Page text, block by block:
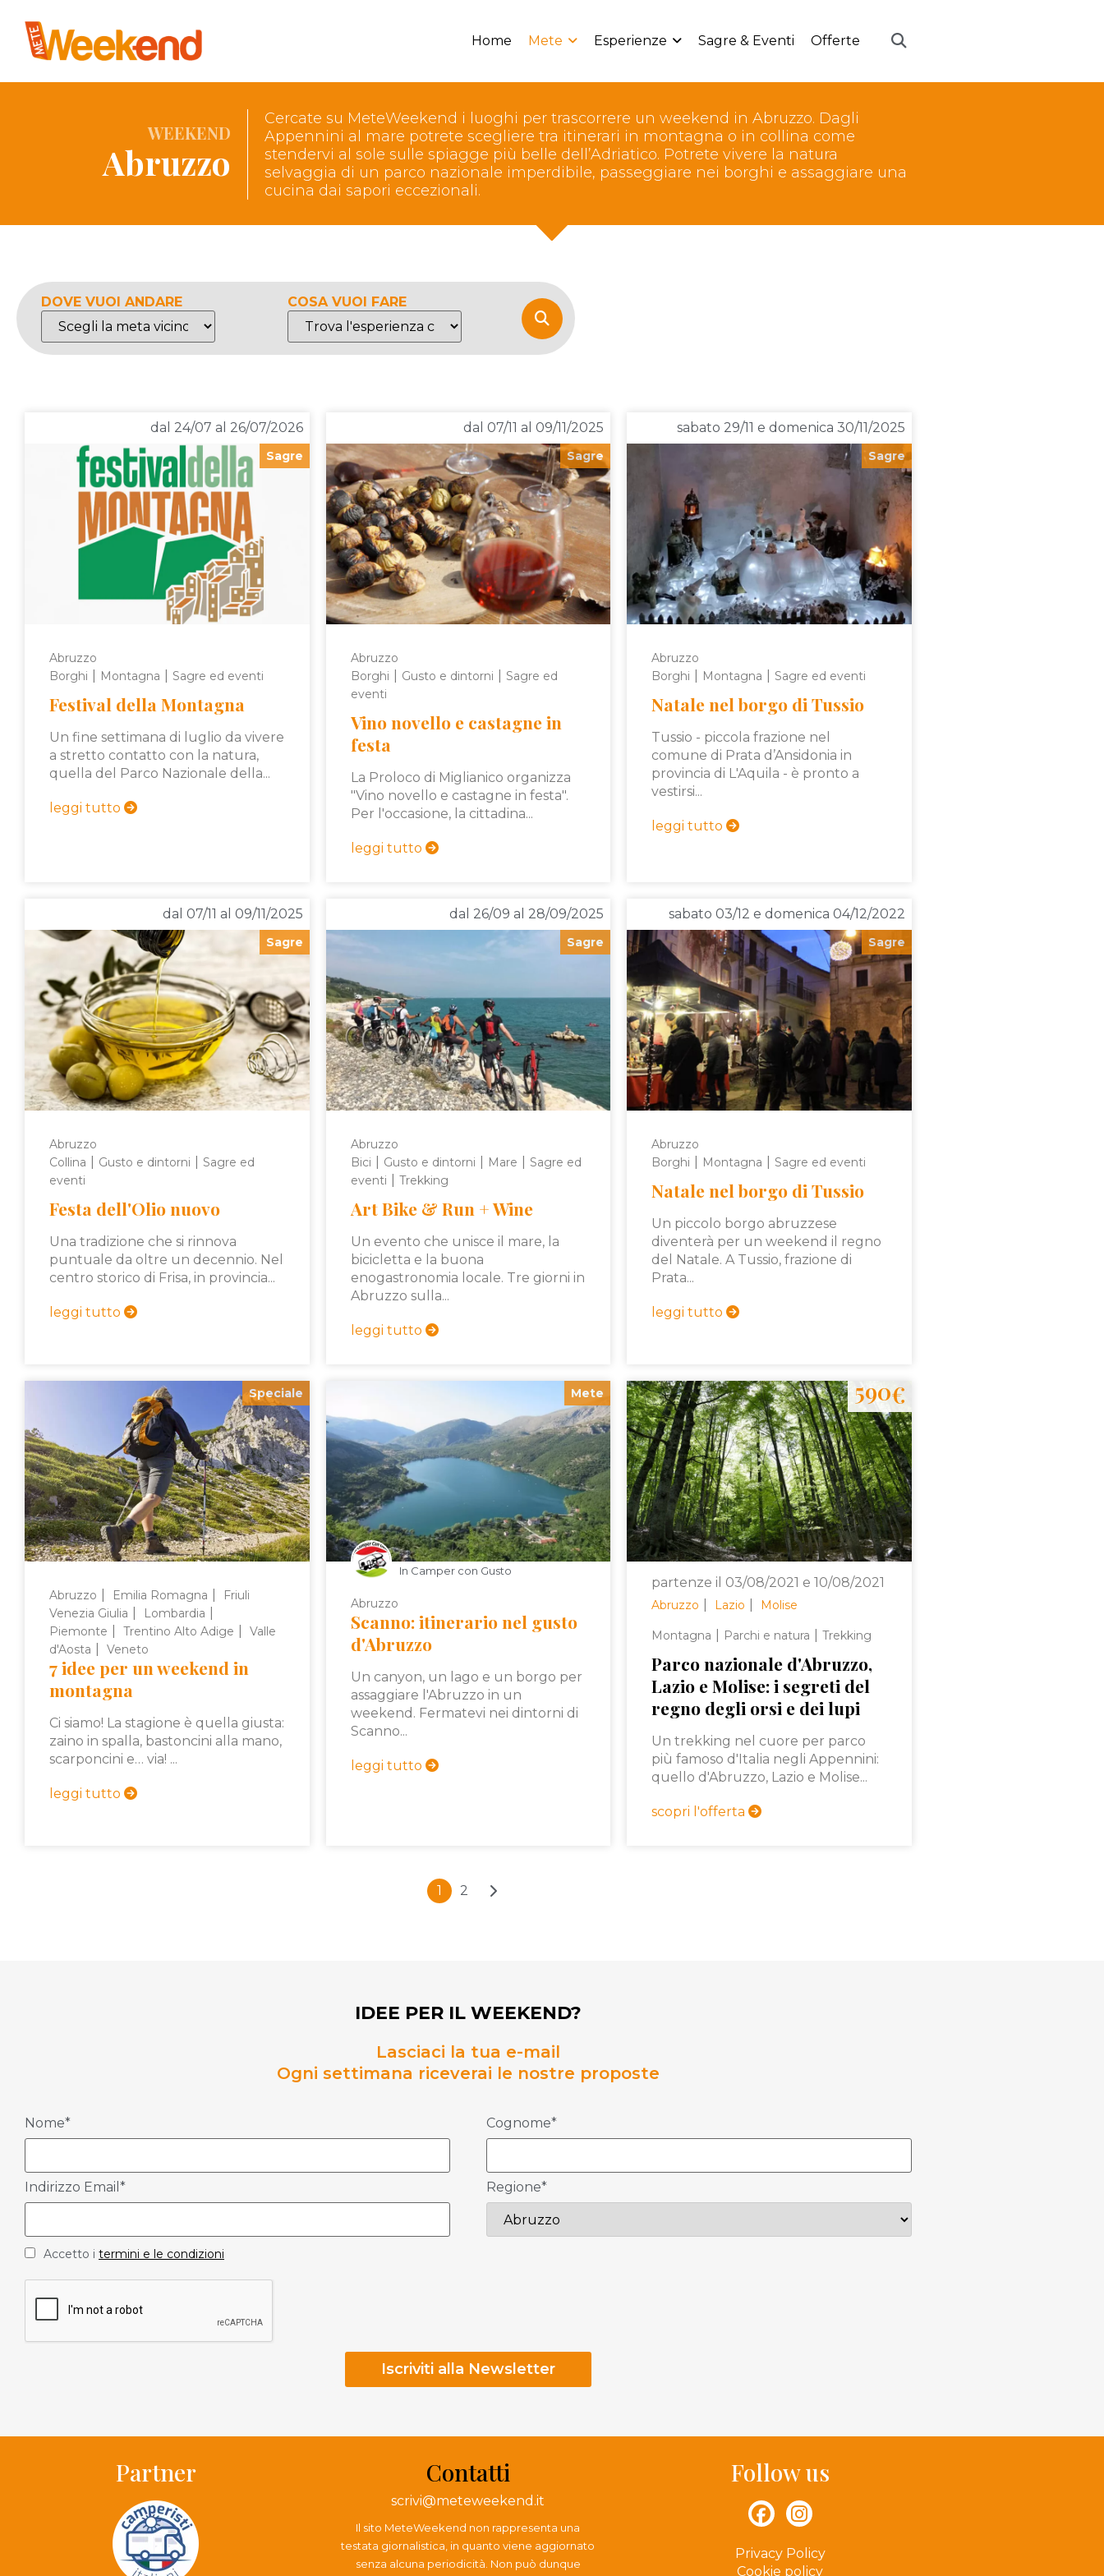
Home Mete Esperienze Sagre & Eventi Offerte
WEEKEND
Abruzzo
Cercate su MeteWeekend i luoghi per trascorrere un weekend in Abruzzo. Dagli
Appennini al mare potrete scegliere tra itinerari in montagna o in collina come
stendervi al sole sulle spiagge più belle dell’Adriatico. Potrete vivere la natura
selvaggia di un parco nazionale imperdibile, passeggiare nei borghi e assaggiare una
cucina dai sapori eccezionali.
DOVE VUOI ANDARE
COSA VUOI FARE

dal 24/07 al 26/07/2026
Sagre
Abruzzo
Borghi
Montagna Sagre ed eventi
Festival della Montagna
Un fine settimana di luglio da vivere
a stretto contatto con la natura,
quella del Parco Nazionale della...
leggi tutto
dal 07/11 al 09/11/2025
Sagre
Abruzzo
Borghi
Gusto e dintorni
Sagre ed
eventi
Vino novello e castagne in
festa
La Proloco di Miglianico organizza
"Vino novello e castagne in festa".
Per l'occasione, la cittadina...
leggi tutto
sabato 29/11 e domenica 30/11/2025
Sagre
Abruzzo
Borghi
Montagna Sagre ed eventi
Natale nel borgo di Tussio
Tussio - piccola frazione nel
comune di Prata d’Ansidonia in
provincia di L'Aquila - è pronto a
vestirsi...
leggi tutto
dal 07/11 al 09/11/2025
Sagre
Abruzzo
Collina
Gusto e dintorni
Sagre ed
eventi
Festa dell'Olio nuovo
Una tradizione che si rinnova
puntuale da oltre un decennio. Nel
centro storico di Frisa, in provincia...
leggi tutto
dal 26/09 al 28/09/2025
Sagre
Abruzzo
Bici
Gusto e dintorni Mare
Sagre ed
eventi
Trekking
Art Bike & Run + Wine
Un evento che unisce il mare, la
bicicletta e la buona
enogastronomia locale. Tre giorni in
Abruzzo sulla...
leggi tutto
sabato 03/12 e domenica 04/12/2022
Sagre
Abruzzo
Borghi
Montagna Sagre ed eventi
Natale nel borgo di Tussio
Un piccolo borgo abruzzese
diventerà per un weekend il regno
del Natale. A Tussio, frazione di
Prata...
leggi tutto
Speciale
Abruzzo Emilia Romagna
Friuli
Venezia Giulia
Lombardia
Piemonte Trentino Alto Adige
Valle
d'Aosta
Veneto
7 idee per un weekend in
montagna
Ci siamo! La stagione è quella giusta:
zaino in spalla, bastoncini alla mano,
scarponcini e… via! ...
leggi tutto
Mete
In Camper con Gusto
Abruzzo
Scanno: itinerario nel gusto
d'Abruzzo
Un canyon, un lago e un borgo per
assaggiare l'Abruzzo in un
weekend. Fermatevi nei dintorni di
Scanno...
leggi tutto
590€
partenze il 03/08/2021 e 10/08/2021
Abruzzo Lazio Molise
Montagna Parchi e natura Trekking
Parco nazionale d'Abruzzo,
Lazio e Molise: i segreti del
regno degli orsi e dei lupi
Un trekking nel cuore per parco
più famoso d'Italia negli Appennini:
quello d'Abruzzo, Lazio e Molise...
scopri l'offerta
1 2
IDEE PER IL WEEKEND?
Lasciaci la tua e-mail
Ogni settimana riceverai le nostre proposte
Nome* Cognome*
Indirizzo Email* Regione*
Accetto i termini e le condizioni
Partner Contatti
scrivi@meteweekend.it
Il sito MeteWeekend non rappresenta una
testata giornalistica, in quanto viene aggiornato
senza alcuna periodicità. Non può dunque
Follow us
Privacy Policy
Cookie policy